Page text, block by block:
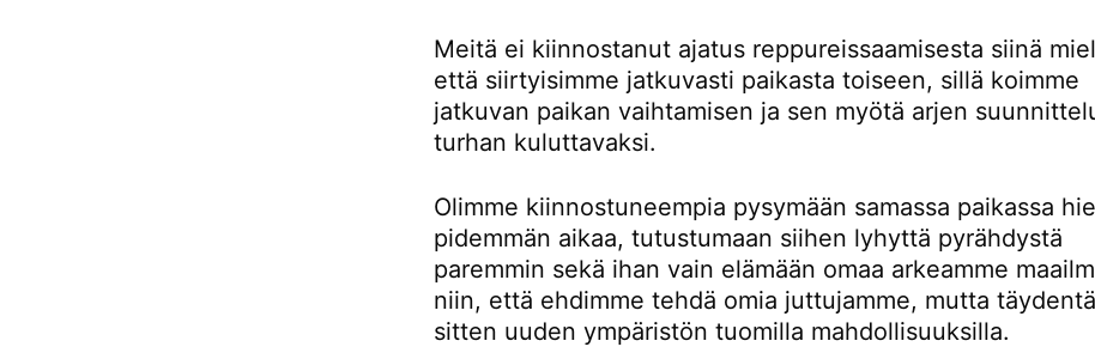
Meitä ei kiinnostanut ajatus reppureissaamisesta siinä
että siirtyisimme jatkuvasti paikasta toiseen, sillä koimme
jatkuvan paikan vaihtamisen ja sen myötä arjen
turhan kuluttavaksi.
Olimme kiinnostuneempia pysymään samassa paikassa
pidemmän aikaa, tutustumaan siihen lyhyttä pyrähdystä
paremmin sekä ihan vain elämään omaa arkeamme
niin, että ehdimme tehdä omia juttujamme, mutta
sitten uuden ympäristön tuomilla mahdollisuuksilla.